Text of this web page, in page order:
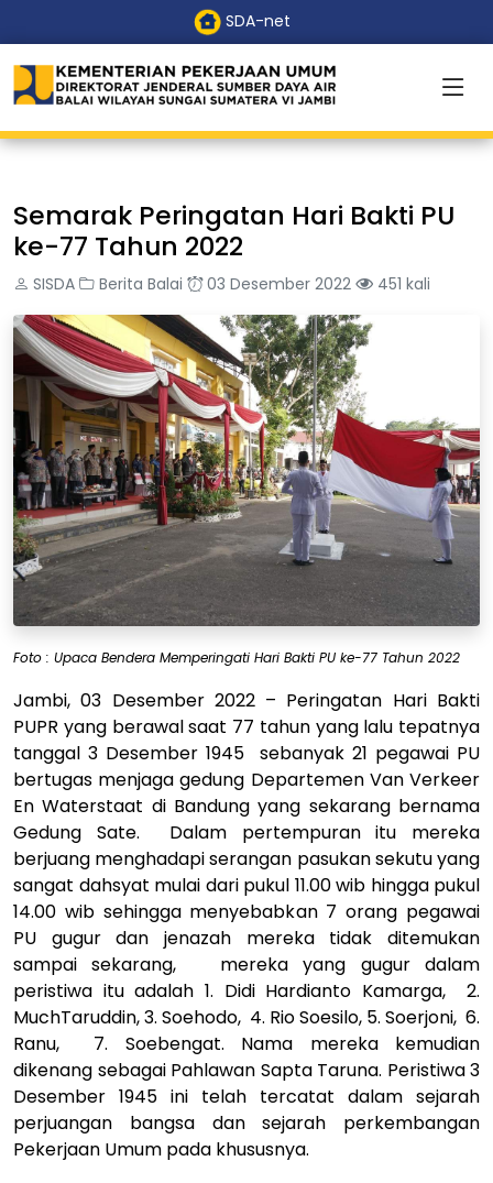
SDA-net
Semarak Peringatan Hari Bakti PU
ke-77 Tahun 2022
SISDA Berita Balai 03 Desember 2022 451 kali
Foto : Upaca Bendera Memperingati Hari Bakti PU ke-77 Tahun 2022
Jambi, 03 Desember 2022– Peringatan Hari Bakti
PUPR yang berawal saat 77 tahun yang lalu tepatnya
tanggal 3 Desember 1945 sebanyak 21 pegawai PU
bertugas menjaga gedung Departemen Van Verkeer
En Waterstaat di Bandung yang sekarang bernama
Gedung Sate. Dalam pertempuran itu mereka
berjuang menghadapi serangan pasukan sekutu yang
sangat dahsyat mulai dari pukul 11.00 wib hingga pukul
14.00 wib sehingga menyebabkan 7 orang pegawai
PU gugur dan jenazah mereka tidak ditemukan
sampai sekarang, mereka yang gugur dalam
peristiwa itu adalah 1. Didi Hardianto Kamarga, 2.
MuchTaruddin, 3. Soehodo, 4. Rio Soesilo, 5. Soerjoni, 6.
Ranu, 7. Soebengat. Nama mereka kemudian
dikenang sebagai Pahlawan Sapta Taruna. Peristiwa 3
Desember 1945 ini telah tercatat dalam sejarah
perjuangan bangsa dan sejarah perkembangan
Pekerjaan Umum pada khususnya.